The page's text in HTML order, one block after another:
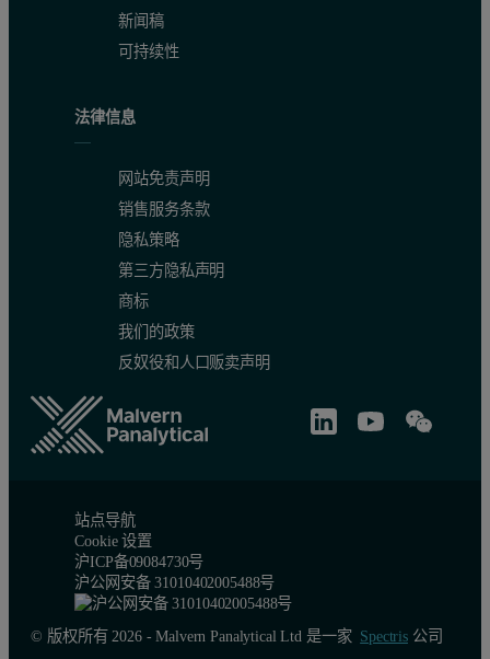
新闻稿
可持续性
法律信息
网站免责声明
销售服务条款
隐私策略
第三方隐私声明
商标
我们的政策
反奴役和人口贩卖声明
站点导航
Cookie 设置
沪ICP备09084730号
沪公网安备 31010402005488号
© 版权所有 2026 - Malvern Panalytical Ltd 是一家 Spectris公司